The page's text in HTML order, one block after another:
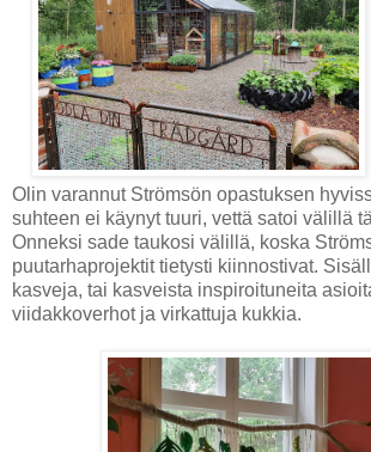
Olin varannut Strömsön opastuksen
suhteen ei käynyt tuuri, vettä satoi välillä
Onneksi sade taukosi välillä, koska
puutarhaprojektit tietysti kiinnostivat.
kasveja, tai kasveista inspiroituneita
viidakkoverhot ja virkattuja kukkia.